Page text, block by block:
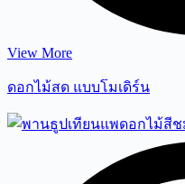
View More
ดอกไม้สด แบบโมเดิร์น